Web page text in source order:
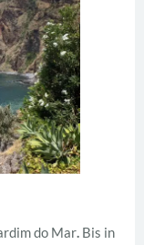
do Mar. Bis in